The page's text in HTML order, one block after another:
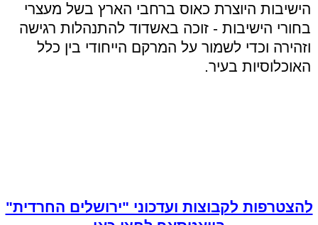
הישיבות היוצרת כאוס ברחבי הארץ בשל מעצרי
בחורי הישיבות - זוכה באשדוד להתנהלות רגישה
וזהירה וכדי לשמור על המרקם הייחודי בין כלל
האוכלוסיות בעיר.
להצטרפות לקבוצות ועדכוני "ירושלים החרדית"